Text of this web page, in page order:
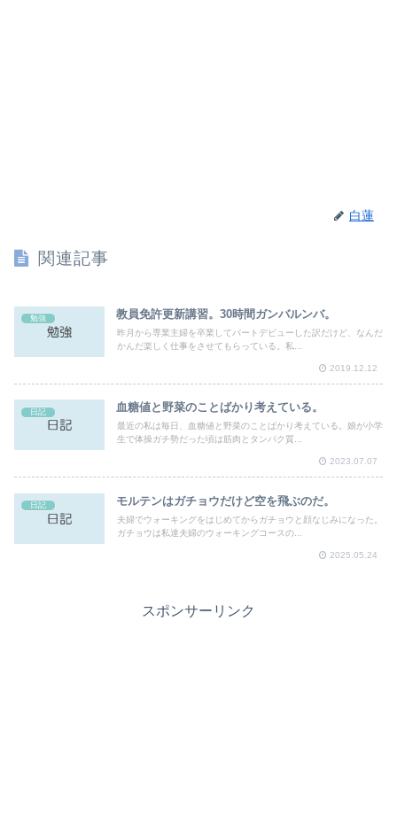
白蓮
関連記事
勉強 教員免許更新講習。30時間ガンバルンバ。
昨月から専業主婦を卒業してパートデビューした訳だけど、なんだ
かんだ楽しく仕事をさせてもらっている。私...
2019.12.12
日記 血糖値と野菜のことばかり考えている。
最近の私は毎日、血糖値と野菜のことばかり考えている。娘が小学
生で体操ガチ勢だった頃は筋肉とタンパク質...
2023.07.07
日記 モルテンはガチョウだけど空を飛ぶのだ。
夫婦でウォーキングをはじめてからガチョウと顔なじみになった。
ガチョウは私達夫婦のウォーキングコースの...
2025.05.24
スポンサーリンク